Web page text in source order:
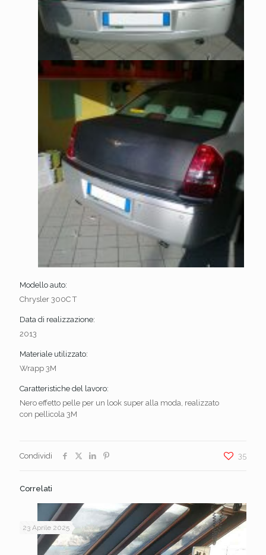
Modello auto:
Chrysler 300C T
Data di realizzazione:
2013
Materiale utilizzato:
Wrapp 3M
Caratteristiche del lavoro:
Nero effetto pelle per un look super alla moda, realizzato
con pellicola 3M
Condividi 35
Correlati
23 Aprile 2025